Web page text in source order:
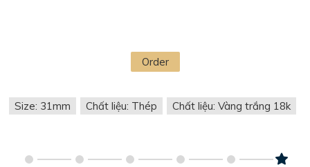
Order
Size: 31mm Chất liệu: Thép Chất liệu: Vàng trắng 18k